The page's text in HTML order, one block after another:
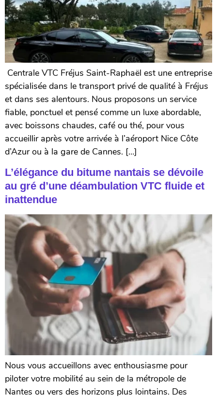
Centrale VTC Fréjus Saint-Raphaël est une entreprise
spécialisée dans le transport privé de qualité à Fréjus
et dans ses alentours. Nous proposons un service
fiable, ponctuel et pensé comme un luxe abordable,
avec boissons chaudes, café ou thé, pour vous
accueillir après votre arrivée à l’aéroport Nice Côte
d’Azur ou à la gare de Cannes. […]
L’élégance du bitume nantais se dévoile
au gré d’une déambulation VTC fluide et
inattendue
Nous vous accueillons avec enthousiasme pour
piloter votre mobilité au sein de la métropole de
Nantes ou vers des horizons plus lointains. Des